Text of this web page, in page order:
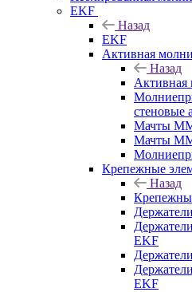
EKF
Назад
EKF
Активная
Назад
Активная
Мачты
Мачты
Крепежные
Назад
EKF
EKF